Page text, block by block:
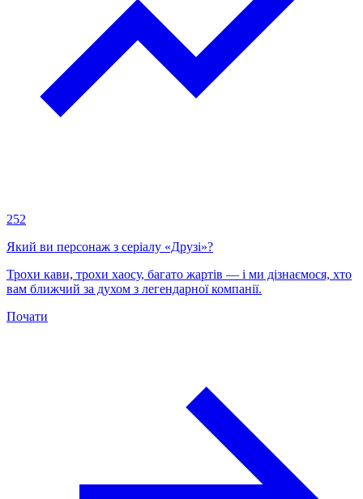
252
Який ви персонаж з серіалу «Друзі»?
Трохи кави, трохи хаосу, багато жартів — і ми дізнаємося, хто
вам ближчий за духом з легендарної компанії.
Почати